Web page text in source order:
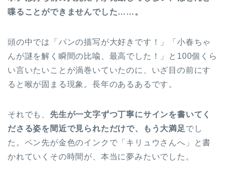
喋ることができませんでした……。
頭の中では「パンの描写が大好きです！」「小春ちゃ
んが謎を解く瞬間の比喩、最高でした！」と100個くら
い言いたいことが渦巻いていたのに、いざ目の前にす
ると喉が固まる現象。長年のあるあるです。
それでも、 先生が一文字ずつ丁寧にサインを書いてく
ださる姿を間近で見られただけで、もう大満足 でし
た。ペン先が金色のインクで「キリュウさんへ」と書
かれていくその時間が、本当に夢みたいでした。